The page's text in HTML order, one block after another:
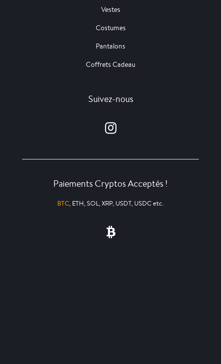
Vestes
Costumes
Pantalons
Coffrets Cadeau
Suivez-nous
Paiements Cryptos Acceptés !
BTC, ETH, SOL, XRP, USDT, USDC etc.